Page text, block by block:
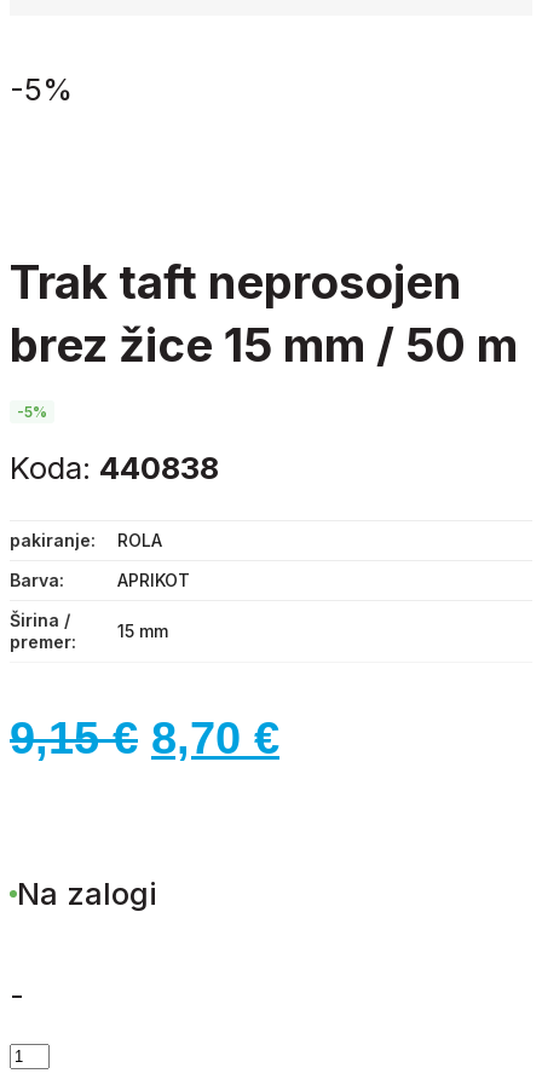
-5%
trak taft neprosojen
brez žice 15 mm / 50 m
-5%
Koda: 440838
pakiranje
ROLA
Barva
APRIKOT
Širina /
premer
15 mm
9,15€ Izvirna
bila:
8,70 €Trenutna
Na zalogi
-
TRAK